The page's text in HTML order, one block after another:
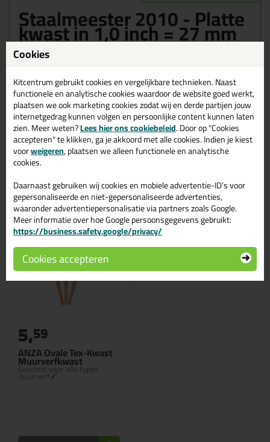
Staalmeester 2010 - Platte
kwast in 1,0 inch = 27 mm
breed
breed vandaag nog! Vandaag besteld = morgen in huis.
Wil je meer weten over de toepassing en kenmerken van dit
product?Lees alles over dit product >
Gerelateerde producten
ANZA Ovale Tex-Kwast
Muurverfkwast
Geschikt voor alle types
muurverf🖌
5,59
Cookies
Kitcentrum gebruikt cookies en vergelijkbare technieken. Naast
functionele en analytische cookies waardoor de website goed werkt,
plaatsen we ook marketing cookies zodat wij en derde partijen jouw
internetgedrag kunnen volgen en persoonlijke content kunnen laten
zien. Meer weten?Lees hier ons cookiebeleid. Door op "Cookies
accepteren" te klikken, ga je akkoord met alle cookies. Indien je kiest
voorweigeren, plaatsen we alleen functionele en analytische
cookies.
Daarnaast gebruiken wij cookies en mobiele advertentie-ID’s voor
gepersonaliseerde en niet-gepersonaliseerde advertenties,
waaronder advertentiepersonalisatie via partners zoals Google.
Meer informatie over hoe Google persoonsgegevens gebruikt:
https://business.safety.google/privacy/
Cookies accepteren